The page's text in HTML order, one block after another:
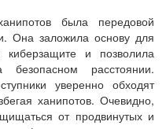
была передовой
Она заложила основу для
киберзащите и позволила
расстоянии.
уверенно обходят
ханипотов. Очевидно,
от продвинутых и